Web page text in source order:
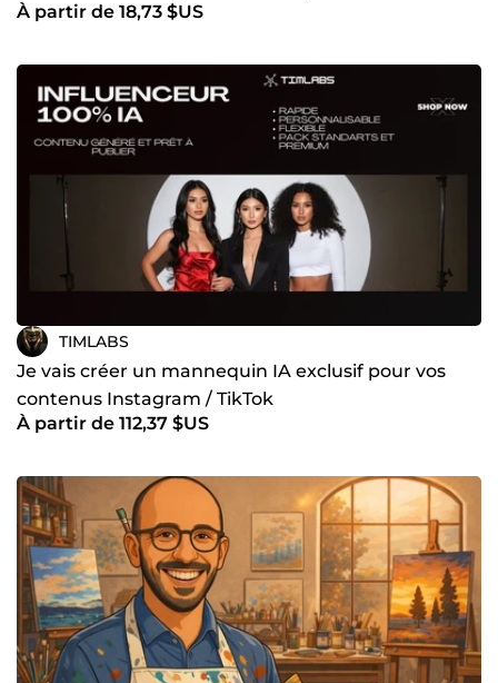
sociaux
À partir de 18,73 $US
TIMLABS
Je vais créer un mannequin IA exclusif pour vos
contenus Instagram / TikTok
À partir de 112,37 $US